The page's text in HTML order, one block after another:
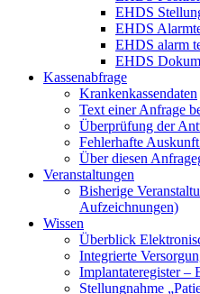
EHDS
EHDS
EHDS alarm
EHDS
Kassenabfrage
Krankenkassendaten
Text einer Anfrage
Überprüfung der
Fehlerhafte
Über diesen
Veranstaltungen
Bisherige
Aufzeichnungen)
Wissen
Überblick
Integrierte
Implantateregister –
Stellungnahme